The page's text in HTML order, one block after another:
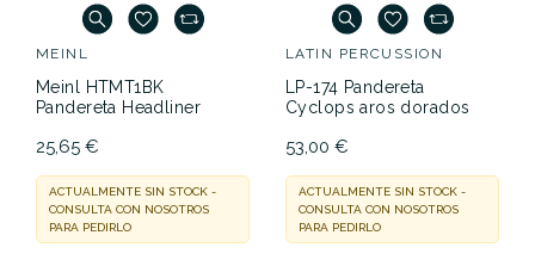
MEINL
Meinl HTMT1BK
Pandereta Headliner
25,65 €
ACTUALMENTE SIN STOCK -
CONSULTA CON NOSOTROS
PARA PEDIRLO
LATIN PERCUSSION
LP-174 Pandereta
Cyclops aros dorados
53,00 €
ACTUALMENTE SIN STOCK -
CONSULTA CON NOSOTROS
PARA PEDIRLO